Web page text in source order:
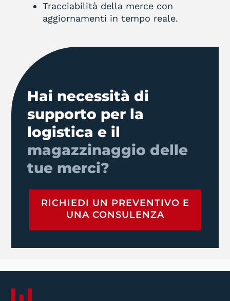
Tracciabilità della merce con
aggiornamenti in tempo reale.
Hai necessità di
supporto per la
logistica e il
magazzinaggio delle
tue merci?
RICHIEDI UN PREVENTIVO E
UNA CONSULENZA